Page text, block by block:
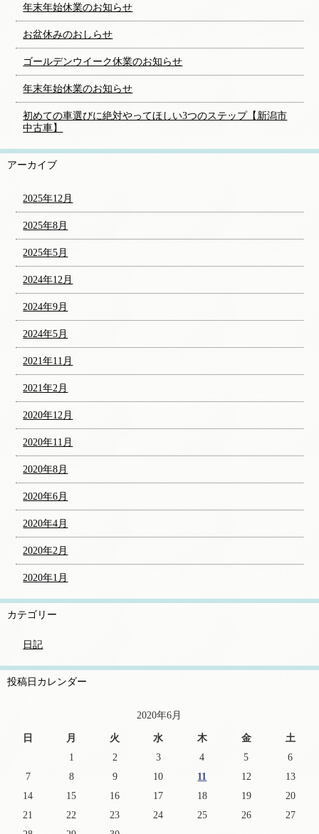
年末年始休業のお知らせ
お盆休みのおしらせ
ゴールデンウイーク休業のお知らせ
年末年始休業のお知らせ
初めての車選びに絶対やってほしい3つのステップ【新潟市
中古車】
アーカイブ
2025年12月
2025年8月
2025年5月
2024年12月
2024年9月
2024年5月
2021年11月
2021年2月
2020年12月
2020年11月
2020年8月
2020年6月
2020年4月
2020年2月
2020年1月
カテゴリー
日記
投稿日カレンダー
2020年6月
日 月 火 水 木 金
土
1
2 3 4 5
6
7
8 9 10 11 12
13
14
15 16 17 18 19
20
21
22 23 24 25 26
27